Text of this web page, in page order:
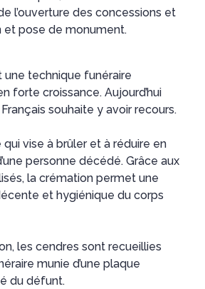
l’ouverture des concessions et
et pose de monument.
une technique funéraire
forte croissance. Aujourd’hui
souhaite y avoir recours.
qui vise à brûler et à réduire en
personne décédé. Grâce aux
la crémation permet une
et hygiénique du corps
les cendres sont recueillies
munie d’une plaque
du défunt.